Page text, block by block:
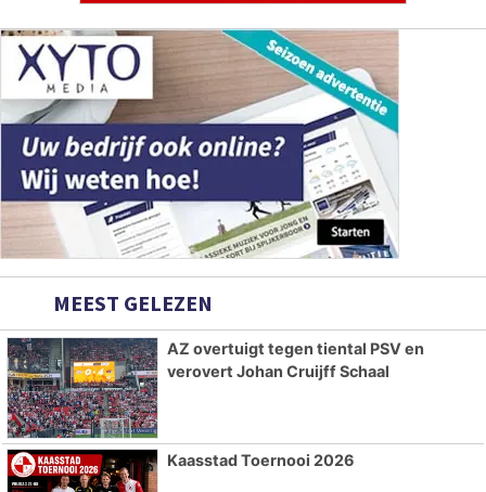
MEEST GELEZEN
AZ overtuigt tegen tiental PSV en
verovert Johan Cruijff Schaal
Kaasstad Toernooi 2026